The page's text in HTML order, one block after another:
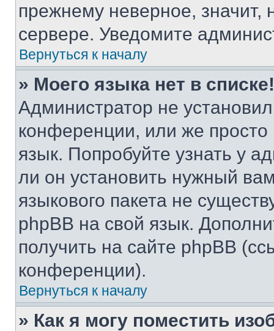
прежнему неверное, значит,
сервере. Уведомите
Вернуться к началу
» Моего языка нет в списке!
Администратор не
конференции, или же
язык. Попробуйте узнать у
ли он установить нужный
языкового пакета не
phpBB на свой язык.
получить на сайте phpBB
конференции).
Вернуться к началу
» Как я могу поместить